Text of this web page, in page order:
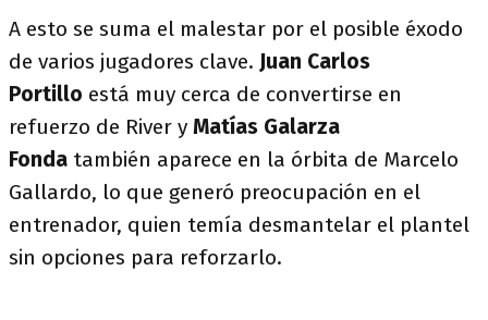
A esto se suma el malestar por el posible éxodo
de varios jugadores clave. Juan Carlos
Portillo está muy cerca de convertirse en
refuerzo de River y Matías Galarza
Fonda también aparece en la órbita de Marcelo
Gallardo, lo que generó preocupación en el
entrenador, quien temía desmantelar el plantel
sin opciones para reforzarlo.